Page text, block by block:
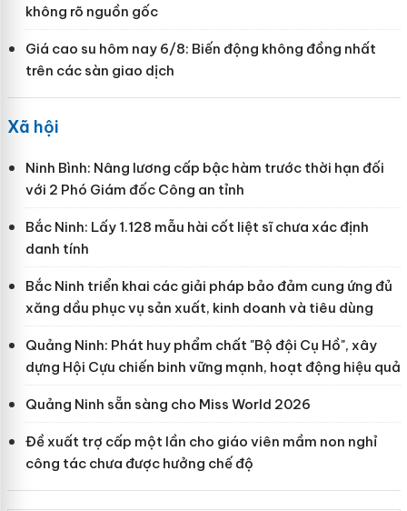
không rõ nguồn gốc
Giá cao su hôm nay 6/8: Biến động không đồng nhất
trên các sàn giao dịch
Xã hội
Ninh Bình: Nâng lương cấp bậc hàm trước thời hạn đối
với 2 Phó Giám đốc Công an tỉnh
Bắc Ninh: Lấy 1.128 mẫu hài cốt liệt sĩ chưa xác định
danh tính
Bắc Ninh triển khai các giải pháp bảo đảm cung ứng đủ
xăng dầu phục vụ sản xuất, kinh doanh và tiêu dùng
Quảng Ninh: Phát huy phẩm chất "Bộ đội Cụ Hồ", xây
dựng Hội Cựu chiến binh vững mạnh, hoạt động hiệu quả
Quảng Ninh sẵn sàng cho Miss World 2026
Đề xuất trợ cấp một lần cho giáo viên mầm non nghỉ
công tác chưa được hưởng chế độ